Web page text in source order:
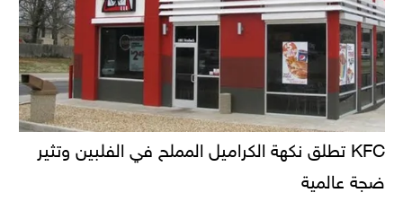
KFC تطلق نكهة الكراميل المملح في الفلبين وتثير
ضجة عالمية